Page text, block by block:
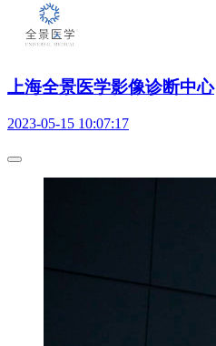
上海全景医学影像诊断中心
2023-05-15 10:07:17